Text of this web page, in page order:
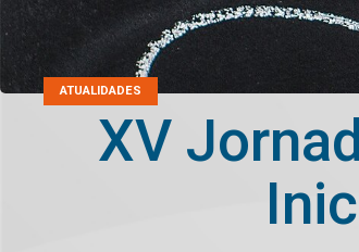
ATUALIDADES
XV